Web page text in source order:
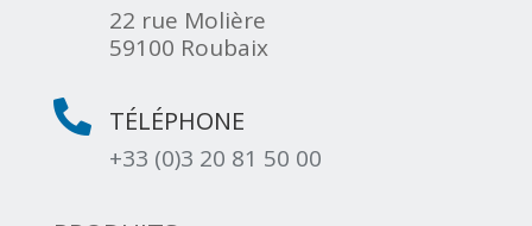
22 rue Molière
59100 Roubaix
 TÉLÉPHONE
+33 (0)3 20 81 50 00